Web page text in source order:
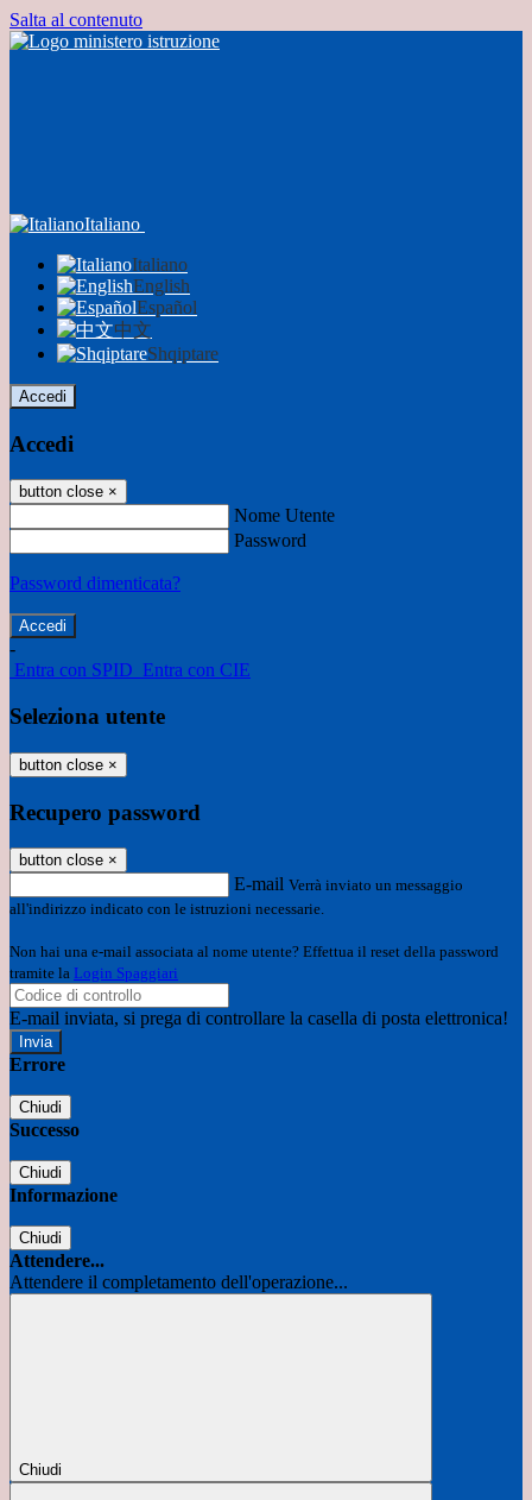
Salta al contenuto
Italiano
Italiano
English
Español
中文
Shqiptare
Accedi
Accedi
button close ×
Nome Utente
Password
Password dimenticata?
-
Entra con SPID Entra con CIE
Seleziona utente
button close ×
Recupero password
button close ×
E-mail Verrà inviato un messaggio
all'indirizzo indicato con le istruzioni necessarie.
Non hai una e-mail associata al nome utente? Effettua il reset della password
tramite la Login Spaggiari
E-mail inviata, si prega di controllare la casella di posta elettronica!
Errore
Chiudi
Successo
Chiudi
Informazione
Chiudi
Attendere...
Attendere il completamento dell'operazione...
Chiudi